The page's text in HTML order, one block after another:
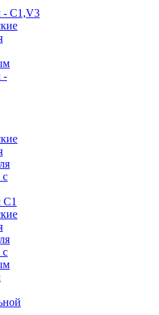
- C1,V3
-
с
С1
с